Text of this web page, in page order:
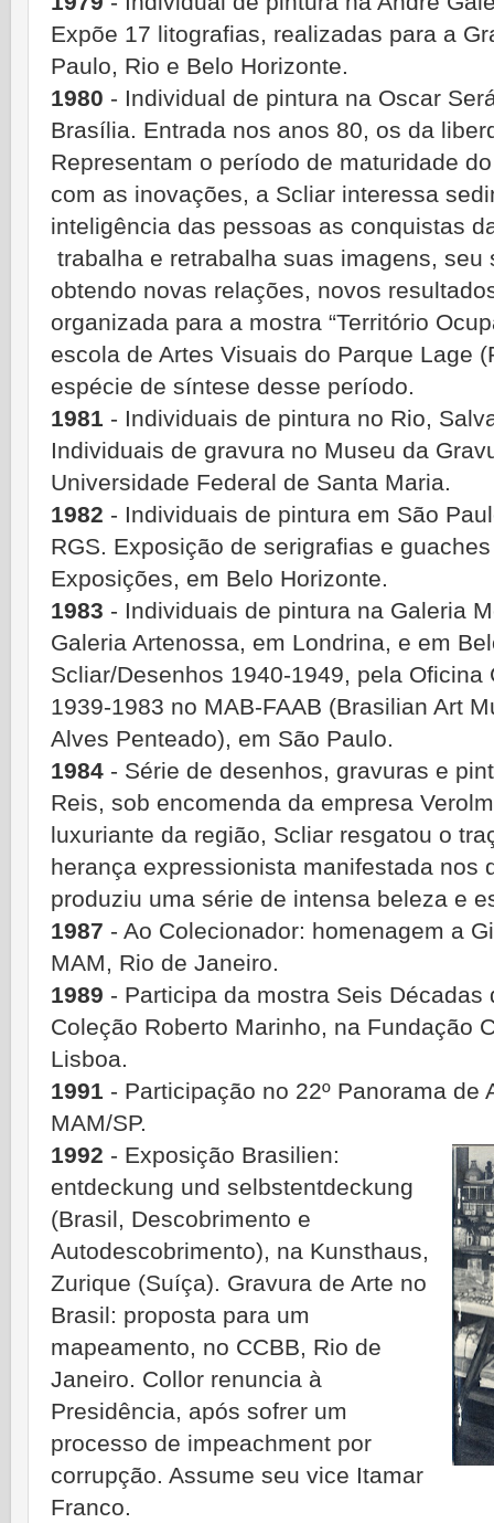
Expõe 17 litografias, realizadas para a
Paulo, Rio e Belo Horizonte.
1980 - Individual de pintura na Oscar
Brasília. Entrada nos anos 80, os da
Representam o período de maturidade
com as inovações, a Scliar interessa
inteligência das pessoas as conquistas
trabalha e retrabalha suas imagens,
obtendo novas relações, novos
organizada para a mostra “Território
escola de Artes Visuais do Parque Lage
espécie de síntese desse período.
1981 - Individuais de pintura no Rio,
Individuais de gravura no Museu da
Universidade Federal de Santa Maria.
1982 - Individuais de pintura em São
RGS. Exposição de serigrafias e
Exposições, em Belo Horizonte.
1983 - Individuais de pintura na Galeria
Galeria Artenossa, em Londrina, e em
Scliar/Desenhos 1940-1949, pela
1939-1983 no MAB-FAAB (Brasilian Art
Alves Penteado), em São Paulo.
1984 - Série de desenhos, gravuras e
Reis, sob encomenda da empresa
luxuriante da região, Scliar resgatou o
herança expressionista manifestada nos
produziu uma série de intensa beleza e
1987 - Ao Colecionador: homenagem a
MAM, Rio de Janeiro.
1989 - Participa da mostra Seis
Coleção Roberto Marinho, na Fundação
Lisboa.
1991 - Participação no 22º Panorama de
MAM/SP.
1992 - Exposição Brasilien:
entdeckung und selbstentdeckung
(Brasil, Descobrimento e
Autodescobrimento), na Kunsthaus,
Zurique (Suíça). Gravura de Arte no
Brasil: proposta para um
mapeamento, no CCBB, Rio de
Janeiro. Collor renuncia à
Presidência, após sofrer um
processo de impeachment por
corrupção. Assume seu vice Itamar
Franco.